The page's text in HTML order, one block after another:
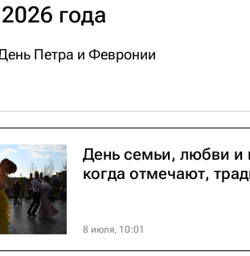
года
Петра и Февронии
День семьи, любви и
когда отмечают,
8 июля, 10:01